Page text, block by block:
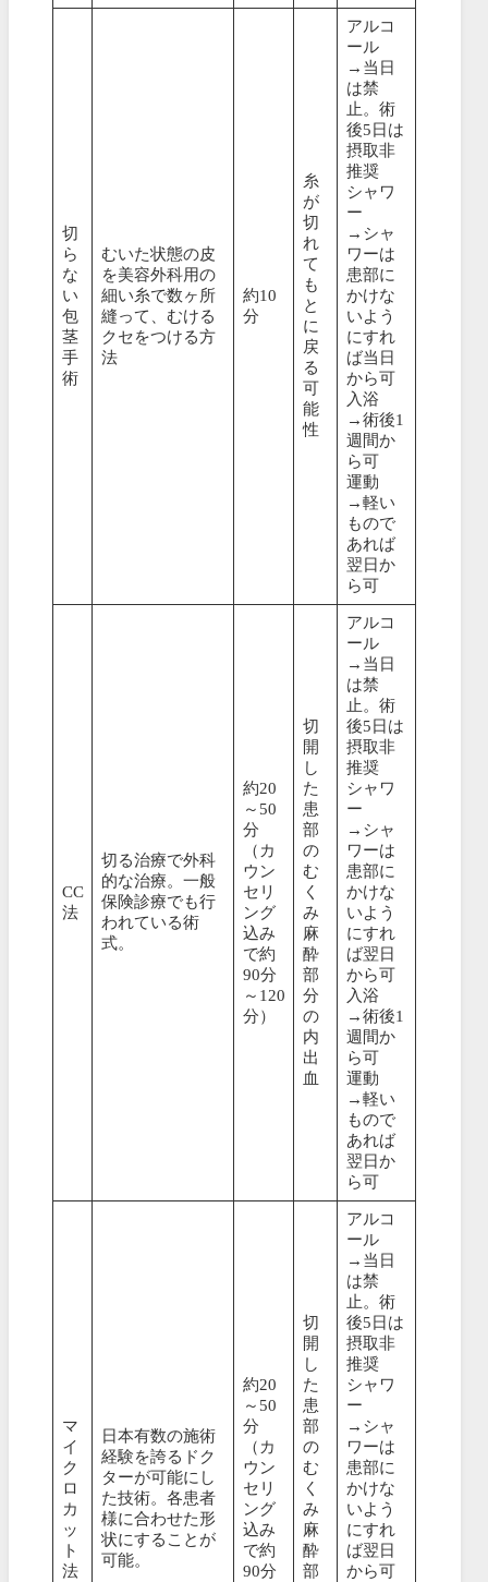
切
ら
な
い
包
茎
手
術
むいた状態の皮
を美容外科用の
細い糸で数ヶ所
縫って、むける
クセをつける方
法
約10
分
糸
が
切
れ
て
も
と
に
戻
る
可
能
性
アルコ
ール
→当日
は禁
止。術
後5日は
摂取非
推奨
シャワ
ー
→シャ
ワーは
患部に
かけな
いよう
にすれ
ば当日
から可
入浴
→術後1
週間か
ら可
運動
→軽い
もので
あれば
翌日か
ら可
CC
法
切る治療で外科
的な治療。一般
保険診療でも行
われている術
式。
約20
～50
分
（カ
ウン
セリ
ング
込み
で約
90分
～120
分）
切
開
し
た
患
部
の
む
く
み
麻
酔
部
分
の
内
出
血
アルコ
ール
→当日
は禁
止。術
後5日は
摂取非
推奨
シャワ
ー
→シャ
ワーは
患部に
かけな
いよう
にすれ
ば翌日
から可
入浴
→術後1
週間か
ら可
運動
→軽い
もので
あれば
翌日か
ら可
マ
イ
ク
ロ
カ
ッ
ト
法
日本有数の施術
経験を誇るドク
ターが可能にし
た技術。各患者
様に合わせた形
状にすることが
可能。
約20
～50
分
（カ
ウン
セリ
ング
込み
で約
90分
切
開
し
た
患
部
の
む
く
み
麻
酔
部
アルコ
ール
→当日
は禁
止。術
後5日は
摂取非
推奨
シャワ
ー
→シャ
ワーは
患部に
かけな
いよう
にすれ
ば翌日
から可